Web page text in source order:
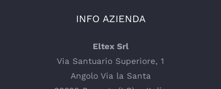
INFO AZIENDA
Eltex Srl
Via Santuario Superiore, 1
Angolo Via la Santa